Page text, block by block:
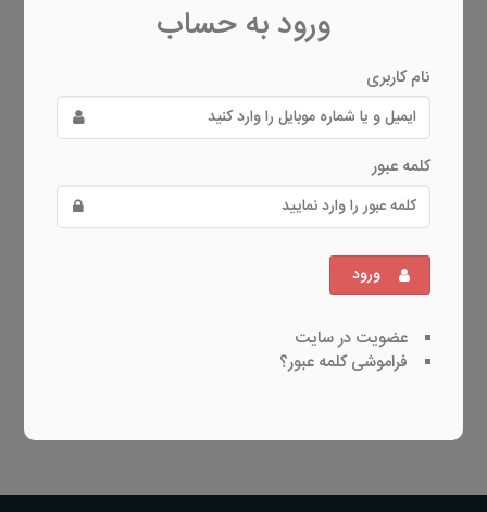
ورود به حساب
نام کاربری
کلمه عبور
ورود
عضویت در سایت
فراموشی کلمه عبور؟